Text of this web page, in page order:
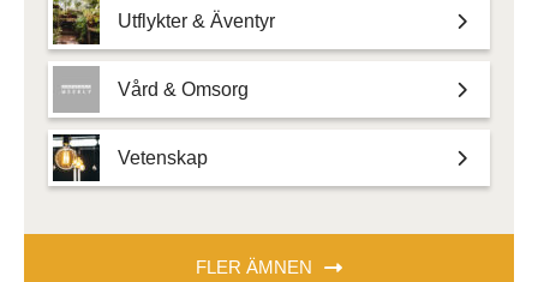
Utflykter & Äventyr
Vård & Omsorg
Vetenskap
FLER ÄMNEN